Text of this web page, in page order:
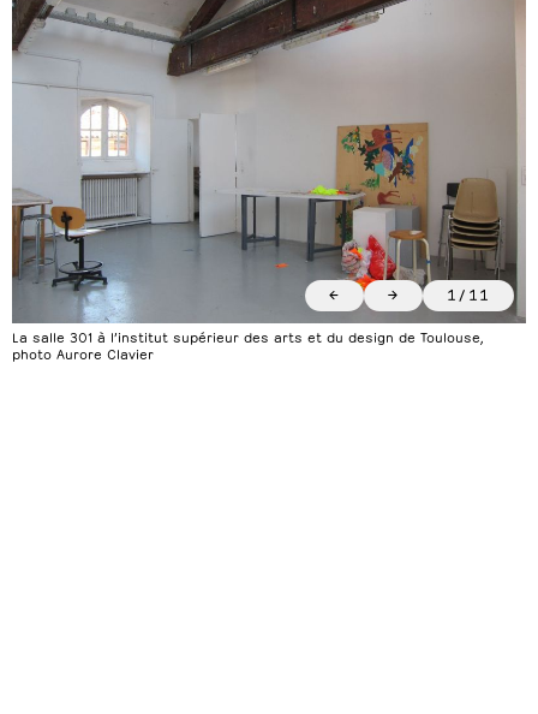
← → 1 / 11
La salle 301 à l’institut supérieur des arts et du design de Toulouse,
photo Aurore Clavier